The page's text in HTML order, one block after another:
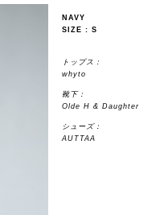
NAVY
SIZE : S
トップス：
whyto
靴下：
Olde H & Daughter
シューズ：
AUTTAA